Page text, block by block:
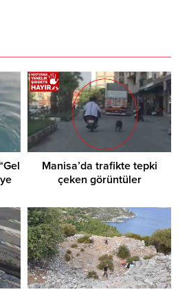
Manisa’da trafikte tepki
çeken görüntüler